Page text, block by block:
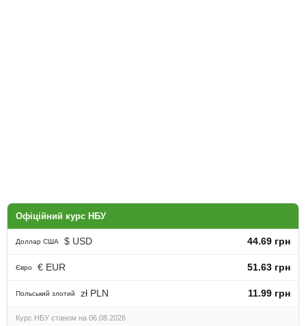
Офіційний курс НБУ
Доллар США $ USD 44.69 грн
Євро € EUR 51.63 грн
Польський злотий zł PLN 11.99 грн
Курс НБУ станом на 06.08.2026